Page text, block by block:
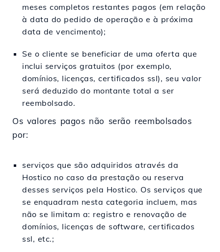
meses completos restantes pagos (em relação
à data do pedido de operação e à próxima
data de vencimento);
Se o cliente se beneficiar de uma oferta que
inclui serviços gratuitos (por exemplo,
domínios, licenças, certificados ssl), seu valor
será deduzido do montante total a ser
reembolsado.
Os valores pagos não serão reembolsados
por:
serviços que são adquiridos através da
Hostico no caso da prestação ou reserva
desses serviços pela Hostico. Os serviços que
se enquadram nesta categoria incluem, mas
não se limitam a: registro e renovação de
domínios, licenças de software, certificados
ssl, etc.;